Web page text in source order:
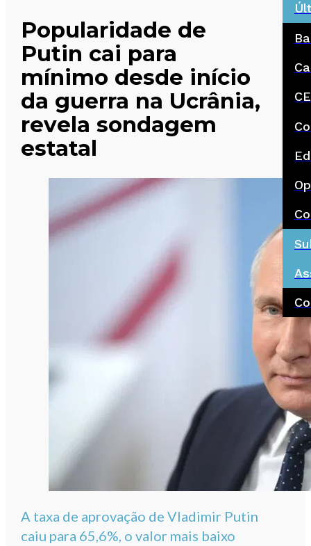
Popularidade de
Putin cai para
mínimo desde início
da guerra na Ucrânia,
revela sondagem
estatal
A taxa de aprovação de Vladimir Putin
caiu para 65,6%, o valor mais baixo